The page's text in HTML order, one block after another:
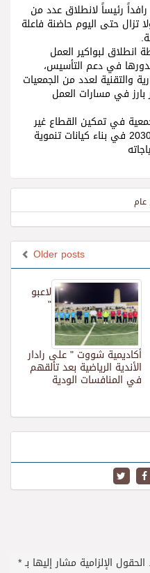
رئيساً لانطلاق عدد من
تزال حتى اليوم حاضنة فاعلة
انطلاق لبواكير العمل
في دعم التأسيس،
والتقنية لعدد من الجمعيات
في مسارات العمل
في تمكين القطاع غير
الربحي، وتحقيق مستهدفات رؤية 2030 في بناء كيانات تنموية
عام
Older posts
لاعبو
"
أكاديمية شووت " على رادار
الأندية الرياضية بعد تألقهم
في المنافسات الودية
الحقول الإلزامية مشار إليها بـ*